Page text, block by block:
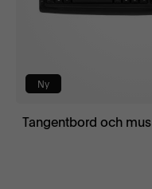
Ny
Tangentbord och mus